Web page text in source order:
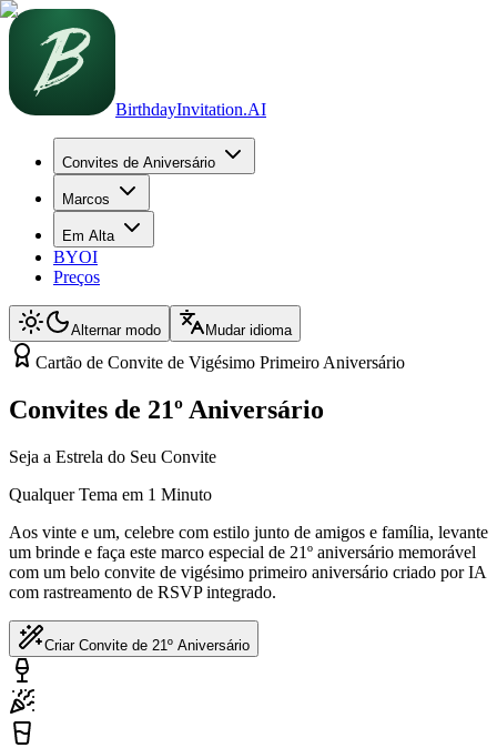
BirthdayInvitation.AI
Convites de Aniversário
Marcos
Em Alta
BYOI
Preços
Alternar modo Mudar idioma
Cartão de Convite de Vigésimo Primeiro Aniversário
Convites de 21º Aniversário
Seja a Estrela do Seu Convite
Qualquer Tema em 1 Minuto
Aos vinte e um, celebre com estilo junto de amigos e família, levante
um brinde e faça este marco especial de 21º aniversário memorável
com um belo convite de vigésimo primeiro aniversário criado por IA
com rastreamento de RSVP integrado.
Criar Convite de 21º Aniversário